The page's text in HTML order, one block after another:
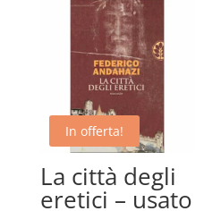
€28,00.€5,00.
In offerta!
La città degli
eretici – usato